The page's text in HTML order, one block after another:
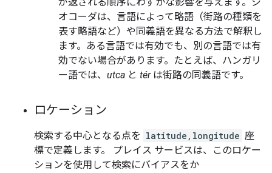
オコーダは、言語によって略語（街路の種類を
表す略語など）や同義語を異なる方法で解釈し
ます。ある言語では有効でも、別の言語では有
効でない場合があります。たとえば、ハンガリ
ー語では、 utca と térは街路の同義語です。
ロケーション
検索する中心となる点を latitude,longitude 座
標で定義します。 プレイス サービスは、このロケー
ションを使用して検索にバイアスをか